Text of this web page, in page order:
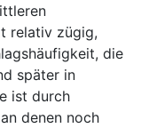
relativ zügig,
die
später in
ist durch
denen noch